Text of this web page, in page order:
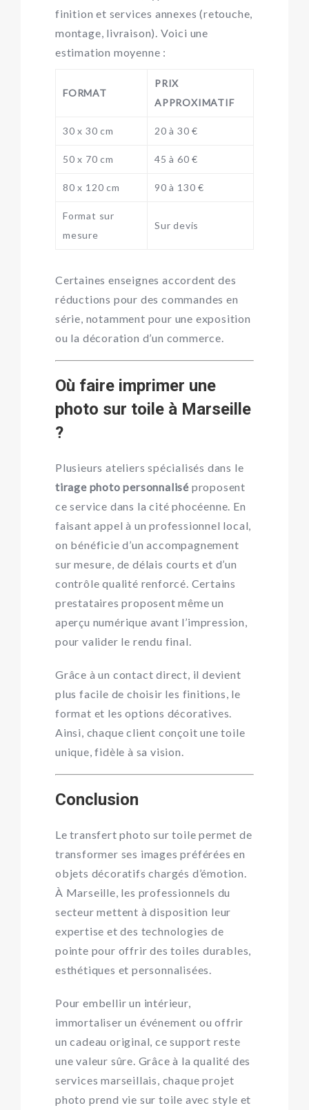
finition et services annexes (retouche,
montage, livraison). Voici une
estimation moyenne :
FORMAT
PRIX
APPROXIMATIF
30 x 30 cm 20 à 30 €
50 x 70 cm 45 à 60 €
80 x 120 cm 90 à 130 €
Format sur
mesure
Sur devis
Certaines enseignes accordent des
réductions pour des commandes en
série, notamment pour une exposition
ou la décoration d’un commerce.
Où faire imprimer une
photo sur toile à Marseille
?
Plusieurs ateliers spécialisés dans le
tirage photo personnalisé proposent
ce service dans la cité phocéenne. En
faisant appel à un professionnel local,
on bénéficie d’un accompagnement
sur mesure, de délais courts et d’un
contrôle qualité renforcé. Certains
prestataires proposent même un
aperçu numérique avant l’impression,
pour valider le rendu final.
Grâce à un contact direct, il devient
plus facile de choisir les finitions, le
format et les options décoratives.
Ainsi, chaque client conçoit une toile
unique, fidèle à sa vision.
Conclusion
Le transfert photo sur toile permet de
transformer ses images préférées en
objets décoratifs chargés d’émotion.
À Marseille, les professionnels du
secteur mettent à disposition leur
expertise et des technologies de
pointe pour offrir des toiles durables,
esthétiques et personnalisées.
Pour embellir un intérieur,
immortaliser un événement ou offrir
un cadeau original, ce support reste
une valeur sûre. Grâce à la qualité des
services marseillais, chaque projet
photo prend vie sur toile avec style et